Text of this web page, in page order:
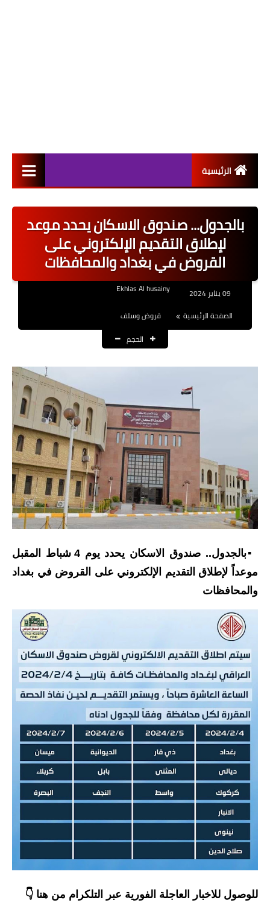
الرئيسية
اخبار القطاع العام
اخبار القطاع الخاص
نتائج التعيينات
الرواتب والقروض
الرواتب
القروض والسلف
المنح المالية
قطع الاراضي
اخبار العراق
الاخبار السياسية
الاخبار الاقتصادية
اخبار وقرارات وزارة التربية
نتائج الامتحانات
المرحلة الابتدائية
المرحلة المتوسطة
المرحلة الاعدادية
اسئلة وزارية
المرحلة المتوسطة
المرحلة الاعدادية
مرشحات
بالجدول... صندوق الاسكان يحدد موعد
لإطلاق التقديم الإلكتروني على
القروض في بغداد والمحافظات
Ekhlas Al husainy
الصفحة الرئيسية
قروض وسلف
الحجم
▪️بالجدول.. صندوق الاسكان يحدد يوم 4 شباط المقبل
موعداً لإطلاق التقديم الإلكتروني على القروض في بغداد
والمحافظات
للوصول للاخبار العاجلة الفورية عبر التلكرام من هنا 👇